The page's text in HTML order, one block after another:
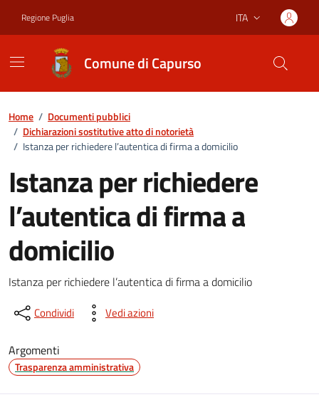
Regione Puglia Lingua attiva:
ITA
Comune di Capurso
Home / Documenti pubblici
/ Dichiarazioni sostitutive atto di notorietà
/ Istanza per richiedere l’autentica di firma a domicilio
Istanza per richiedere
l’autentica di firma a
domicilio
Dettagli del documento
Istanza per richiedere l’autentica di firma a domicilio
Condividi Vedi azioni
Argomenti
Trasparenza amministrativa